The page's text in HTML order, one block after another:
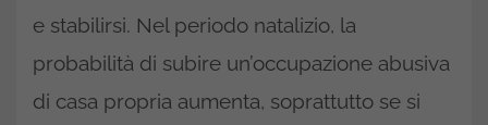
e stabilirsi. Nel periodo natalizio, la
probabilità di subire un’occupazione abusiva
di casa propria aumenta, soprattutto se si